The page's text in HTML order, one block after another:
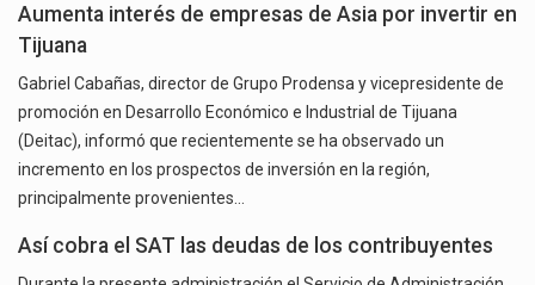
Aumenta interés de empresas de Asia por invertir en
Tijuana
Gabriel Cabañas, director de Grupo Prodensa y vicepresidente de
promoción en Desarrollo Económico e Industrial de Tijuana
(Deitac), informó que recientemente se ha observado un
incremento en los prospectos de inversión en la región,
principalmente provenientes…
Así cobra el SAT las deudas de los contribuyentes